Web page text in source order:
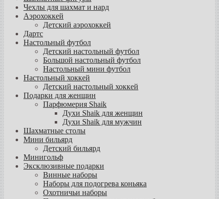
Чехлы для шахмат и нард
Аэрохоккей
Детский аэрохоккей
Дартс
Настольный футбол
Детский настольный футбол
Большой настольный футбол
Настольный мини футбол
Настольный хоккей
Детский настольный хоккей
Подарки для женщин
Парфюмерия Shaik
Духи Shaik для женщин
Духи Shaik для мужчин
Шахматные столы
Мини бильярд
Детский бильярд
Минигольф
Эксклюзивные подарки
Винные наборы
Наборы для подогрева коньяка
Охотничьи наборы